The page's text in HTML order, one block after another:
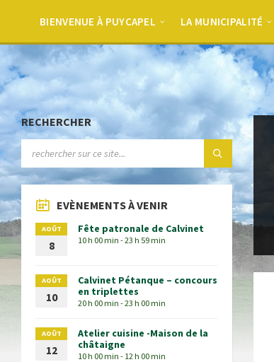
BIENVENUE À PUYCAPEL LA MUNICIPALITÉ
RECHERCHER
EVÈNEMENTS À VENIR
AOÛT
8
Fête patronale de Calvinet
10 h 00 min - 23 h 59 min
AOÛT
10
Calvinet Pétanque – concours
en triplettes
20 h 00 min - 23 h 00 min
AOÛT
12
Atelier cuisine -Maison de la
châtaigne
10 h 00 min - 12 h 00 min